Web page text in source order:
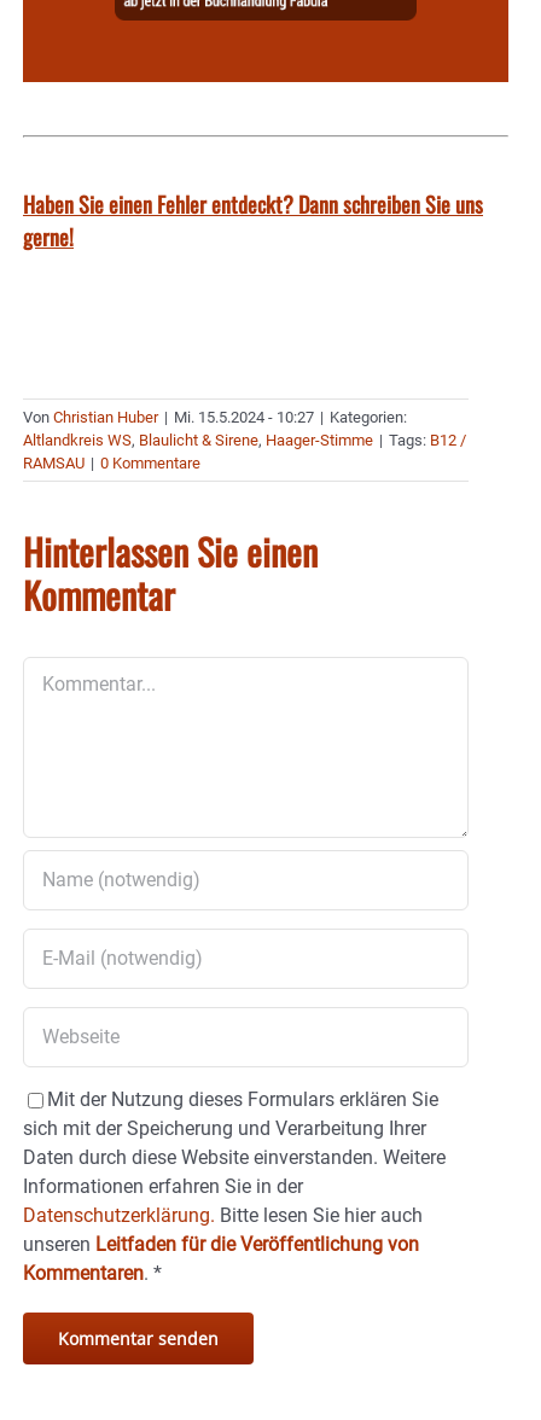
Haben Sie einen Fehler entdeckt? Dann schreiben Sie uns
gerne!
Von Christian Huber | Mi. 15.5.2024 - 10:27 | Kategorien:
Altlandkreis WS, Blaulicht & Sirene, Haager-Stimme | Tags: B12 /
RAMSAU | 0 Kommentare
Hinterlassen Sie einen
Kommentar
Mit der Nutzung dieses Formulars erklären Sie
sich mit der Speicherung und Verarbeitung Ihrer
Daten durch diese Website einverstanden. Weitere
Informationen erfahren Sie in der
Datenschutzerklärung. Bitte lesen Sie hier auch
unseren Leitfaden für die Veröffentlichung von
Kommentaren. *